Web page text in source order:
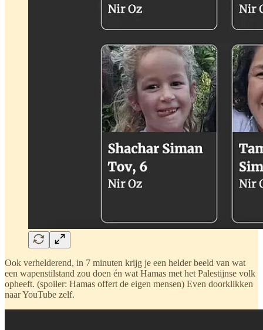
Ook verhelderend, in 7 minuten krijg je een helder beeld van wat
een wapenstilstand zou doen én wat Hamas met het Palestijnse volk
opheeft. (spoiler: Hamas offert de eigen mensen) Even doorklikken
naar YouTube zelf.